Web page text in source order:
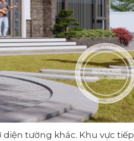
tường khác. Khu vực tiếp